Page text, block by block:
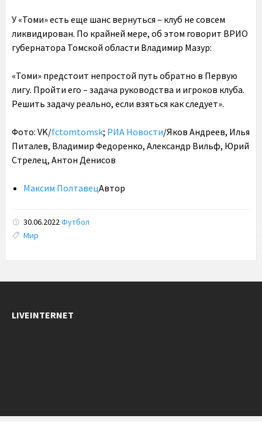
У «Томи» есть еще шанс вернуться – клуб не совсем
ликвидирован. По крайней мере, об этом говорит ВРИО
губернатора Томской области Владимир Мазур:
«Томи» предстоит непростой путь обратно в Первую
лигу. Пройти его – задача руководства и игроков клуба.
Решить задачу реально, если взяться как следует».
Фото: VK/fctomtomsk; РИА Новости/Яков Андреев, Илья
Питалев, Владимир Федоренко, Александр Вильф, Юрий
Стрелец, Антон Денисов
Максим ПолтавецАвтор
30.06.2022Футбол
Tags:
Мир
LIVEINTERNET